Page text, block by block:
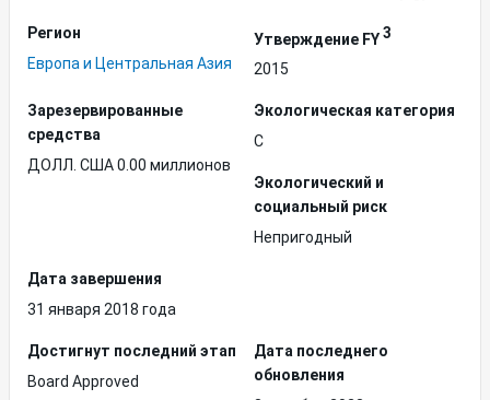
Регион
Европа и Центральная Азия
Утверждение FY3
2015
Зарезервированные
средства
ДОЛЛ. США 0.00 миллионов
Экологическая категория
C
Экологический и
социальный риск
Непригодный
Дата завершения
31 января 2018 года
Достигнут последний этап
Board Approved
Дата последнего
обновления